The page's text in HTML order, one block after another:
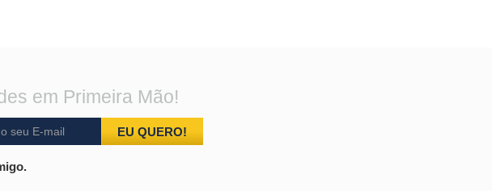
em Primeira Mão!
EU QUERO!